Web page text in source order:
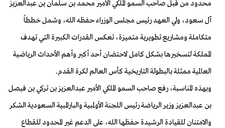
محدود من قبل صاحب السمو الملكي الأمير محمد بن سلمان بن عبدالعزيز
آل سعود، ولي العهد رئيس مجلس الوزراء حفظه الله، وشمل خططاً
متكاملة ومشاريع تطويرية متميزة، تعكس القدرات الكبيرة التي تهدف
المملكة لتسخيرها بشكل كامل لاحتضان أحد أكبر وأهم الأحداث الرياضية
العالمية ممثلة بالبطولة التاريخية كأس العالم لكرة القدم.
وبهذه المناسبة، رفع صاحب السمو الملكي الأمير عبدالعزيز بن تركي بن فيصل
بن عبدالعزيز وزير الرياضة رئيس اللجنة الأولمبية والبارالمبية السعودية الشكر
والامتنان للقيادة الرشيدة حفظها الله، على الدعم غير المحدود للقطاع